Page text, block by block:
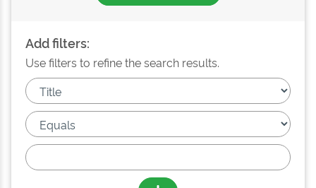
Add filters:
Use filters to refine the search results.